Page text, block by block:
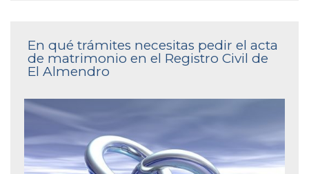
En qué trámites necesitas pedir el acta
de matrimonio en el Registro Civil de
El Almendro